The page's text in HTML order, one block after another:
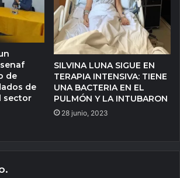
de
de
sector
SILVINA LUNA SIGUE EN
TERAPIA INTENSIVA: TIENE
UNA BACTERIA EN EL
PULMÓN Y LA INTUBARON
28 junio, 2023